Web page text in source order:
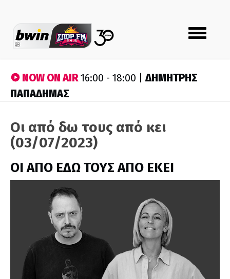
Toggle
navigation
NOW ON AIR16:00 - 18:00 |ΔΗΜΗΤΡΗΣ
ΠΑΠΑΔΗΜΑΣ
Οι από δω τους από κει
(03/07/2023)
ΟΙ ΑΠΟ ΕΔΩ ΤΟΥΣ ΑΠΟ ΕΚΕΙ